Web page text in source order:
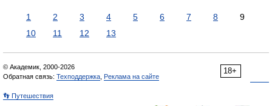
1 2 3 4 5 6 7 8
9
10
11 12 13
18+
© Академик, 2000-2026
Обратная связь: Техподдержка Реклама на сайте
👣 Путешествия